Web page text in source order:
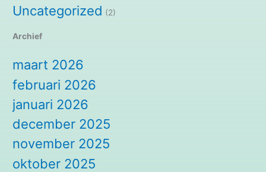
Uncategorized (2)
Archief
maart 2026
februari 2026
januari 2026
december 2025
november 2025
oktober 2025